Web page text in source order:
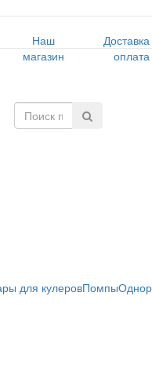
Наш
магазин
оплата
для кулеровПомпы